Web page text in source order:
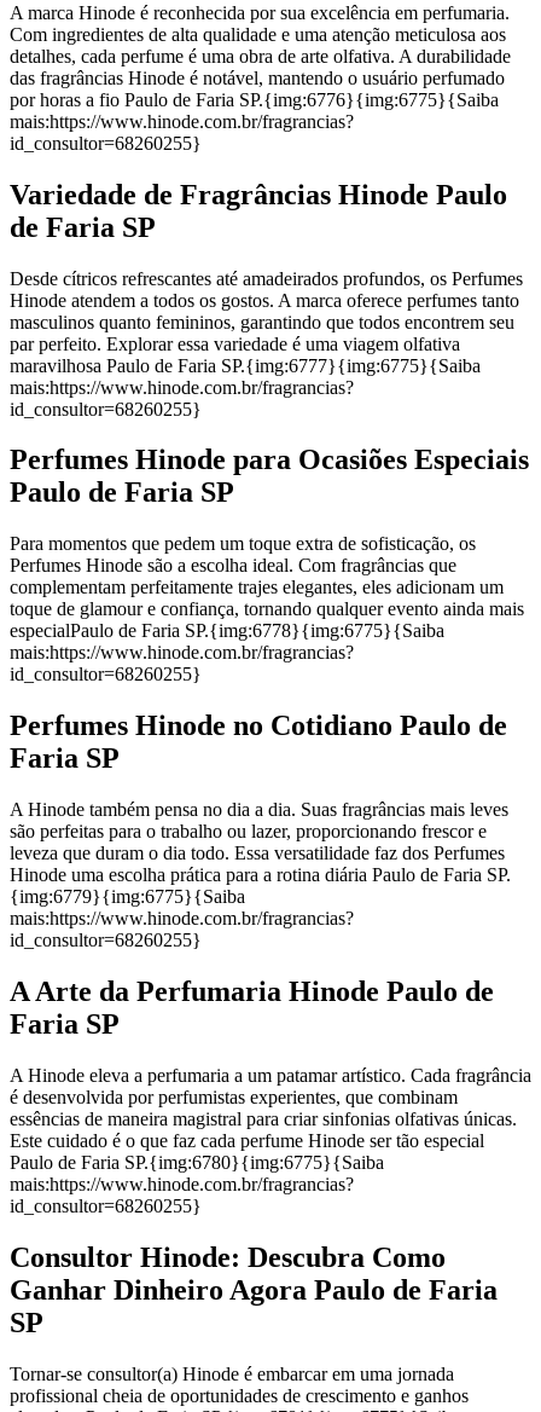
A marca Hinode é reconhecida por sua excelência em perfumaria.
Com ingredientes de alta qualidade e uma atenção meticulosa aos
detalhes, cada perfume é uma obra de arte olfativa. A durabilidade
das fragrâncias Hinode é notável, mantendo o usuário perfumado
por horas a fio Paulo de Faria SP.{img:6776}{img:6775}{Saiba
mais:https://www.hinode.com.br/fragrancias?
id_consultor=68260255}
Variedade de Fragrâncias Hinode Paulo
de Faria SP
Desde cítricos refrescantes até amadeirados profundos, os Perfumes
Hinode atendem a todos os gostos. A marca oferece perfumes tanto
masculinos quanto femininos, garantindo que todos encontrem seu
par perfeito. Explorar essa variedade é uma viagem olfativa
maravilhosa Paulo de Faria SP.{img:6777}{img:6775}{Saiba
mais:https://www.hinode.com.br/fragrancias?
id_consultor=68260255}
Perfumes Hinode para Ocasiões Especiais
Paulo de Faria SP
Para momentos que pedem um toque extra de sofisticação, os
Perfumes Hinode são a escolha ideal. Com fragrâncias que
complementam perfeitamente trajes elegantes, eles adicionam um
toque de glamour e confiança, tornando qualquer evento ainda mais
especialPaulo de Faria SP.{img:6778}{img:6775}{Saiba
mais:https://www.hinode.com.br/fragrancias?
id_consultor=68260255}
Perfumes Hinode no Cotidiano Paulo de
Faria SP
A Hinode também pensa no dia a dia. Suas fragrâncias mais leves
são perfeitas para o trabalho ou lazer, proporcionando frescor e
leveza que duram o dia todo. Essa versatilidade faz dos Perfumes
Hinode uma escolha prática para a rotina diária Paulo de Faria SP.
{img:6779}{img:6775}{Saiba
mais:https://www.hinode.com.br/fragrancias?
id_consultor=68260255}
A Arte da Perfumaria Hinode Paulo de
Faria SP
A Hinode eleva a perfumaria a um patamar artístico. Cada fragrância
é desenvolvida por perfumistas experientes, que combinam
essências de maneira magistral para criar sinfonias olfativas únicas.
Este cuidado é o que faz cada perfume Hinode ser tão especial
Paulo de Faria SP.{img:6780}{img:6775}{Saiba
mais:https://www.hinode.com.br/fragrancias?
id_consultor=68260255}
Consultor Hinode: Descubra Como
Ganhar Dinheiro Agora Paulo de Faria
SP
Tornar-se consultor(a) Hinode é embarcar em uma jornada
profissional cheia de oportunidades de crescimento e ganhos